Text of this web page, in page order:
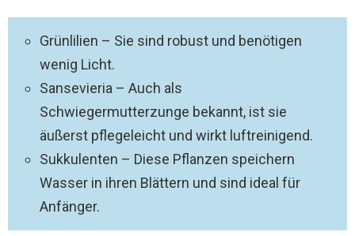
Grünlilien – Sie sind robust und benötigen
wenig Licht.
Sansevieria – Auch als
Schwiegermutterzunge bekannt, ist sie
äußerst pflegeleicht und wirkt luftreinigend.
Sukkulenten – Diese Pflanzen speichern
Wasser in ihren Blättern und sind ideal für
Anfänger.